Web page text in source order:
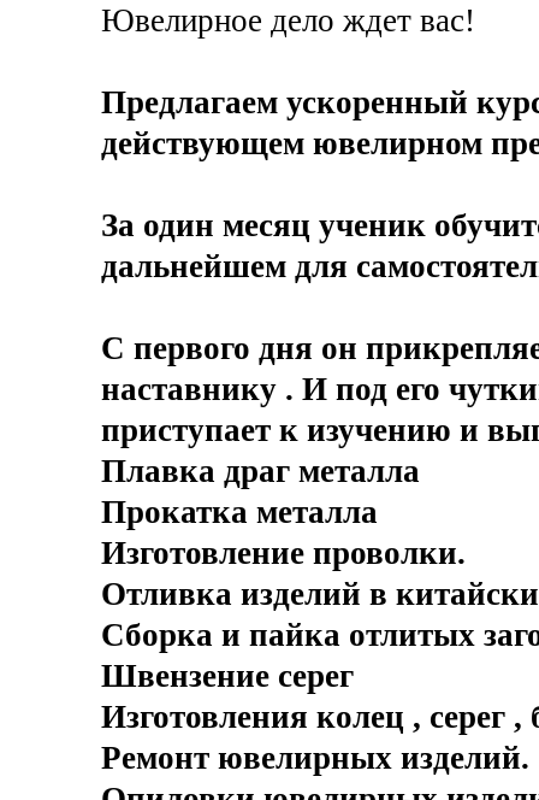
Ювелирное дело ждет вас!
Предлагаем ускоренный
действующем ювелирном
За один месяц ученик
дальнейшем для
С первого дня он
наставнику . И под его
приступает к изучению и
Плавка драг металла
Прокатка металла
Изготовление проволки.
Отливка изделий в
Сборка и пайка отлитых
Швензение серег
Изготовления колец , серег ,
Ремонт ювелирных изделий.